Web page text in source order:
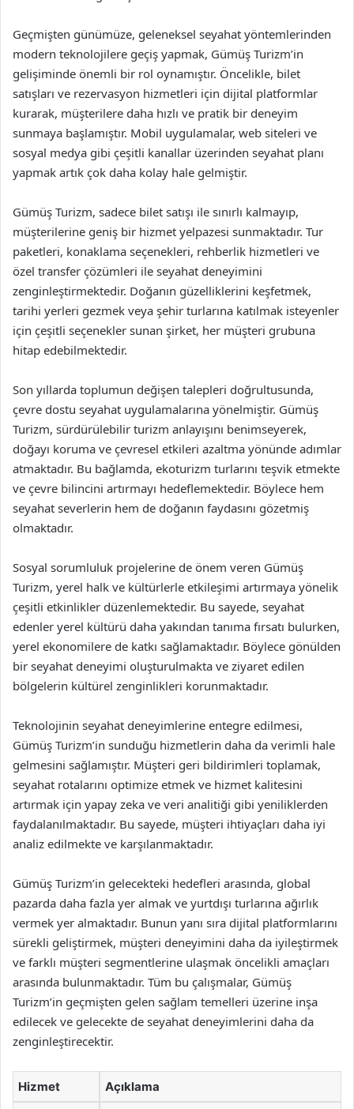
Geçmişten günümüze, geleneksel seyahat yöntemlerinden
modern teknolojilere geçiş yapmak, Gümüş Turizm’in
gelişiminde önemli bir rol oynamıştır. Öncelikle, bilet
satışları ve rezervasyon hizmetleri için dijital platformlar
kurarak, müşterilere daha hızlı ve pratik bir deneyim
sunmaya başlamıştır. Mobil uygulamalar, web siteleri ve
sosyal medya gibi çeşitli kanallar üzerinden seyahat planı
yapmak artık çok daha kolay hale gelmiştir.
Gümüş Turizm, sadece bilet satışı ile sınırlı kalmayıp,
müşterilerine geniş bir hizmet yelpazesi sunmaktadır. Tur
paketleri, konaklama seçenekleri, rehberlik hizmetleri ve
özel transfer çözümleri ile seyahat deneyimini
zenginleştirmektedir. Doğanın güzelliklerini keşfetmek,
tarihi yerleri gezmek veya şehir turlarına katılmak isteyenler
için çeşitli seçenekler sunan şirket, her müşteri grubuna
hitap edebilmektedir.
Son yıllarda toplumun değişen talepleri doğrultusunda,
çevre dostu seyahat uygulamalarına yönelmiştir. Gümüş
Turizm, sürdürülebilir turizm anlayışını benimseyerek,
doğayı koruma ve çevresel etkileri azaltma yönünde adımlar
atmaktadır. Bu bağlamda, ekoturizm turlarını teşvik etmekte
ve çevre bilincini artırmayı hedeflemektedir. Böylece hem
seyahat severlerin hem de doğanın faydasını gözetmiş
olmaktadır.
Sosyal sorumluluk projelerine de önem veren Gümüş
Turizm, yerel halk ve kültürlerle etkileşimi artırmaya yönelik
çeşitli etkinlikler düzenlemektedir. Bu sayede, seyahat
edenler yerel kültürü daha yakından tanıma fırsatı bulurken,
yerel ekonomilere de katkı sağlamaktadır. Böylece gönülden
bir seyahat deneyimi oluşturulmakta ve ziyaret edilen
bölgelerin kültürel zenginlikleri korunmaktadır.
Teknolojinin seyahat deneyimlerine entegre edilmesi,
Gümüş Turizm’in sunduğu hizmetlerin daha da verimli hale
gelmesini sağlamıştır. Müşteri geri bildirimleri toplamak,
seyahat rotalarını optimize etmek ve hizmet kalitesini
artırmak için yapay zeka ve veri analitiği gibi yeniliklerden
faydalanılmaktadır. Bu sayede, müşteri ihtiyaçları daha iyi
analiz edilmekte ve karşılanmaktadır.
Gümüş Turizm’in gelecekteki hedefleri arasında, global
pazarda daha fazla yer almak ve yurtdışı turlarına ağırlık
vermek yer almaktadır. Bunun yanı sıra dijital platformlarını
sürekli geliştirmek, müşteri deneyimini daha da iyileştirmek
ve farklı müşteri segmentlerine ulaşmak öncelikli amaçları
arasında bulunmaktadır. Tüm bu çalışmalar, Gümüş
Turizm’in geçmişten gelen sağlam temelleri üzerine inşa
edilecek ve gelecekte de seyahat deneyimlerini daha da
zenginleştirecektir.
Hizmet Açıklama